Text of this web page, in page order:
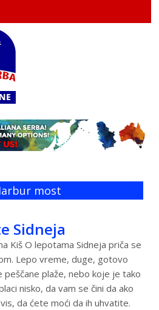
most
Sidneja
Kiš O lepotama Sidneja priča se
Lepo vreme, duge, gotovo
peščane plaže, nebo koje je tako
nisko, da vam se čini da ako
da ćete moći da ih uhvatite.